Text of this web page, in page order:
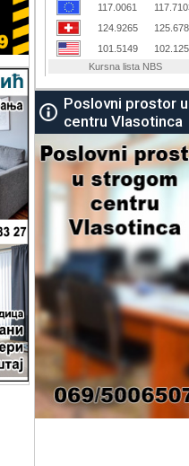
Poslovni prostor u
centru Vlasotinca